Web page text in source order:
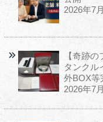
2026年7
【奇跡
タンクル
外BOX等
2026年7